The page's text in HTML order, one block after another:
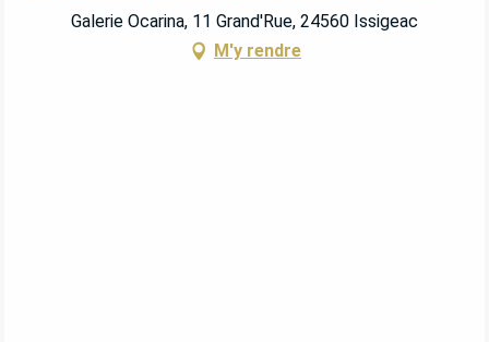
Galerie Ocarina, 11 Grand'Rue, 24560 Issigeac
M'y rendre